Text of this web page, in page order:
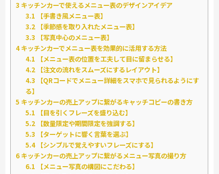
3 キッチンカーで使えるメニュー表のデザインアイデア
3.1 【手書き風メニュー表】
3.2 【季節感を取り入れたメニュー表】
3.3 【写真中心のメニュー表】
4キッチンカーでメニュー表を効果的に活用する方法
4.1 【メニュー表の位置を工夫して目に留まらせる】
4.2 【注文の流れをスムーズにするレイアウト】
4.3 【QRコードでメニュー詳細をスマホで見られるようにす
る】
5 キッチンカーの売上アップに繋がるキャッチコピーの書き方
5.1 【目を引くフレーズを盛り込む】
5.2 【数量限定や期間限定を強調する】
5.3 【ターゲットに響く言葉を選ぶ】
5.4【シンプルで覚えやすいフレーズにする】
6 キッチンカーの売上アップに繋がるメニュー写真の撮り方
6.1 【メニュー写真の構図にこだわる】